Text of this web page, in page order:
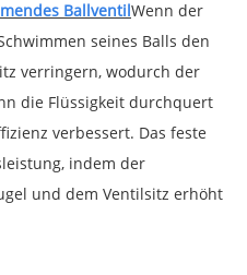
BallventilWenn der
seines Balls den
verringern, wodurch der
die Flüssigkeit durchquert
verbessert. Das feste
indem der
und dem Ventilsitz erhöht